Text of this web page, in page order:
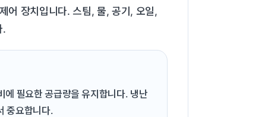
어 장치입니다. 스팀, 물, 공기, 오일,
.
에 필요한 공급량을 유지합니다. 냉난
중요합니다.